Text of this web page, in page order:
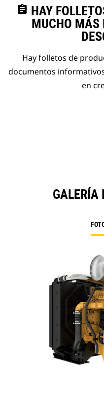
assignment HAY
MUCHO MÁS
Hay folletos de
documentos
en
GALERÍA